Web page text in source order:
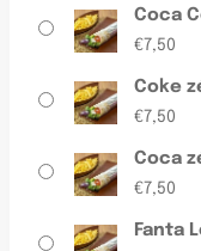
Coca
€7,50
Coke
€7,50
Coca
€7,50
Fanta